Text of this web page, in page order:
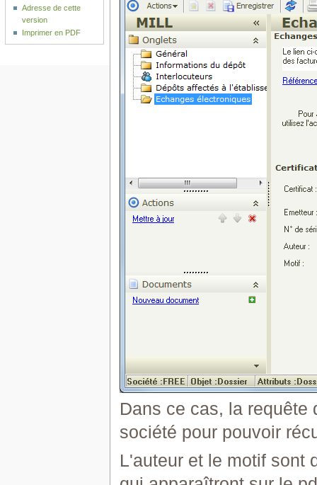
Dans ce cas, la requête
société pour pouvoir
L'auteur et le motif sont
Adresse de cette
version
Imprimer en PDF